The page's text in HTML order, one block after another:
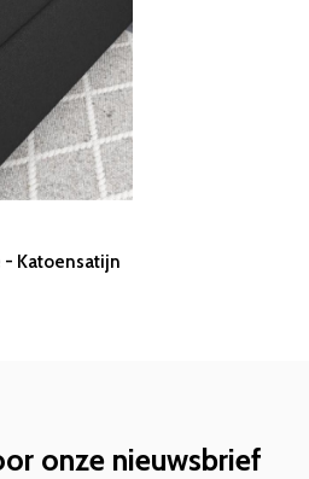
- Katoensatijn
onze nieuwsbrief